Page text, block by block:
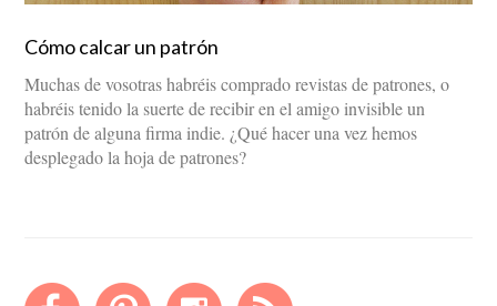
Cómo calcar un patrón
Muchas de vosotras habréis comprado revistas de patrones, o
habréis tenido la suerte de recibir en el amigo invisible un
patrón de alguna firma indie. ¿Qué hacer una vez hemos
desplegado la hoja de patrones?